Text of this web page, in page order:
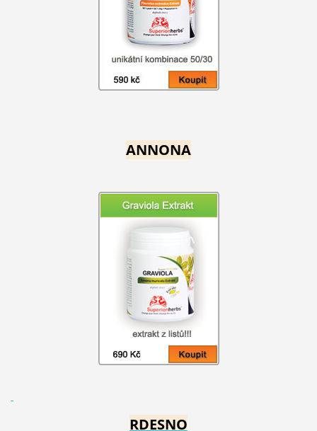
ANNONA
RDESNO